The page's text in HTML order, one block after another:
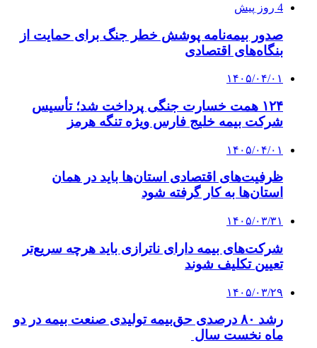
4 روز پیش
صدور بیمه‌نامه پوشش خطر جنگ برای حمایت از
بنگاه‌های اقتصادی
۱۴۰۵/۰۴/۰۱
۱۲۴ همت خسارت جنگی پرداخت شد؛ تأسیس
شرکت بیمه خلیج فارس ویژه تنگه هرمز
۱۴۰۵/۰۴/۰۱
ظرفیت‌های اقتصادی استان‌ها باید در همان
استان‌ها به کار گرفته شود
۱۴۰۵/۰۳/۳۱
شرکت‌های بیمه دارای ناترازی باید هرچه سریع‌تر
تعیین تکلیف شوند
۱۴۰۵/۰۳/۲۹
رشد ۸۰ درصدی حق‌بیمه تولیدی صنعت بیمه در دو
ماه نخست سال